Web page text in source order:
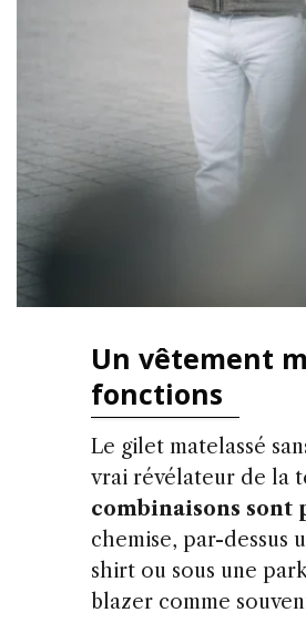
Un vêtement
fonctions
Le gilet matelassé
vrai révélateur de la
combinaisons sont
chemise, par-dessus
shirt ou sous une
blazer comme